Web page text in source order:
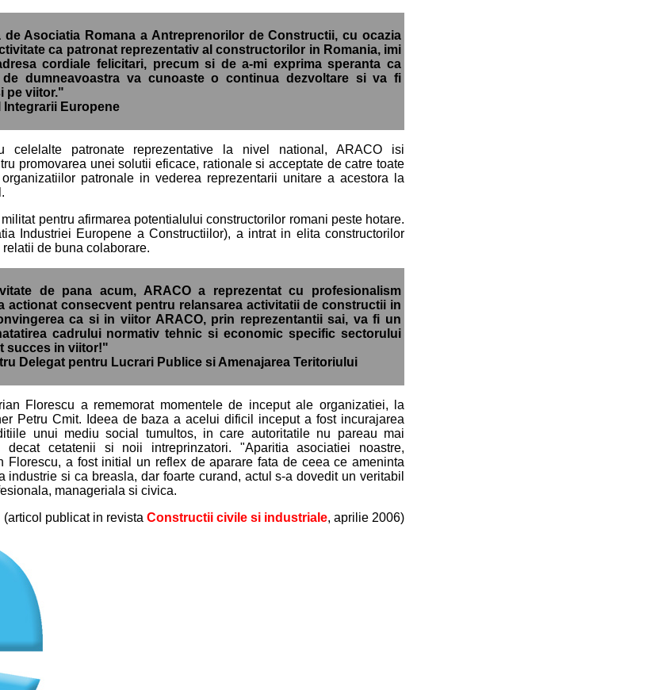
de Asociatia Romana a Antreprenorilor de Constructii, cu ocazia
ca patronat reprezentativ al constructorilor in Romania, imi
cordiale felicitari, precum si de a-mi exprima speranta ca
de dumneavoastra va cunoaste o continua dezvoltare si va fi
pe viitor."
Integrarii Europene
celelalte patronate reprezentative la nivel national, ARACO isi
promovarea unei solutii eficace, rationale si acceptate de catre toate
patronale in vederea reprezentarii unitare a acestora la
pentru afirmarea potentialului constructorilor romani peste hotare.
Industriei Europene a Constructiilor), a intrat in elita constructorilor
de buna colaborare.
de pana acum, ARACO a reprezentat cu profesionalism
actionat consecvent pentru relansarea activitatii de constructii in
ca si in viitor ARACO, prin reprezentantii sai, va fi un
cadrului normativ tehnic si economic specific sectorului
succes in viitor!"
Delegat pentru Lucrari Publice si Amenajarea Teritoriului
Florescu a rememorat momentele de inceput ale organizatiei, la
Petru Cmit. Ideea de baza a acelui dificil inceput a fost incurajarea
unui mediu social tumultos, in care autoritatile nu pareau mai
decat cetatenii si noii intreprinzatori. "Aparitia asociatiei noastre,
Florescu, a fost initial un reflex de aparare fata de ceea ce ameninta
industrie si ca breasla, dar foarte curand, actul s-a dovedit un veritabil
manageriala si civica.
(articol publicat in revista Constructii civile si industriale, aprilie 2006)